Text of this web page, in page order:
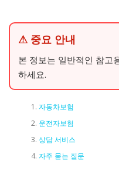
⚠ 중요 안내
본 정보는 일반적인 참고
하세요.
자동차보험
운전자보험
상담 서비스
자주 묻는 질문